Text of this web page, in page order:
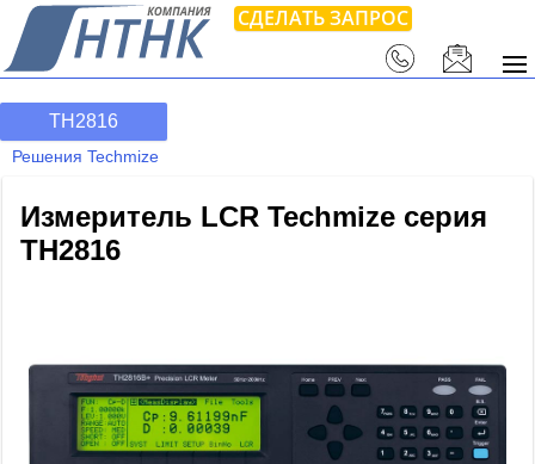
СДЕЛАТЬ ЗАПРОС
TH2816
Решения Techmize
Измеритель LCR Techmize серия
TH2816